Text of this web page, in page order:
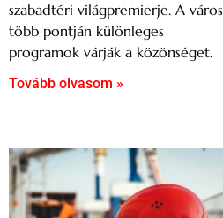
szabadtéri világpremierje. A város
több pontján különleges
programok várják a közönséget.
Tovább olvasom »